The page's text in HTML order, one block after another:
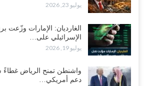
“مقالات“| عِنْدَما يَغِيب الأَقربون.. وَتَضِيق بِلَاد
أغسطس 4, 2026
الانتقالي يستكمل ترتيبات حسم حضرموت..
أغسطس 3, 2026
يوليو 23, 2026
الغارديان: الإمارات وزّعت
الإسرائيلي على…
يوليو 19, 2026
واشنطن تمنح الرياض غطاءً
دعم أمريكي…